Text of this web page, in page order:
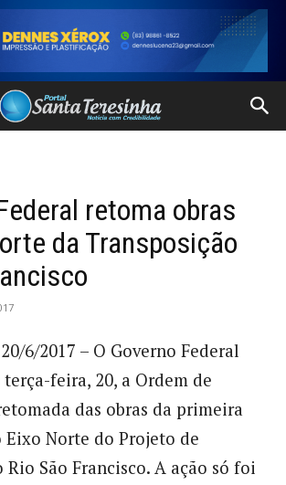
retoma obras
da Transposição
6/2017 – O Governo Federal
feira, 20, a Ordem de
das obras da primeira
Eixo Norte do Projeto de
São Francisco. A ação só foi